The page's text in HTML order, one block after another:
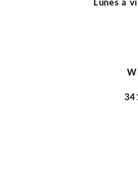
Lunes a